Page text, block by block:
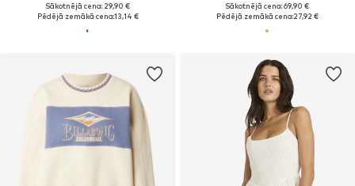
Sākotnējā cena: 29,90 €
Pēdējā zemākā cena:13,14 €
Sākotnējā cena: 69,90 €
Pēdējā zemākā cena:27,92 €